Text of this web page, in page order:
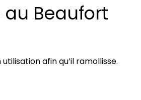
au Beaufort
afin qu’il ramollisse.